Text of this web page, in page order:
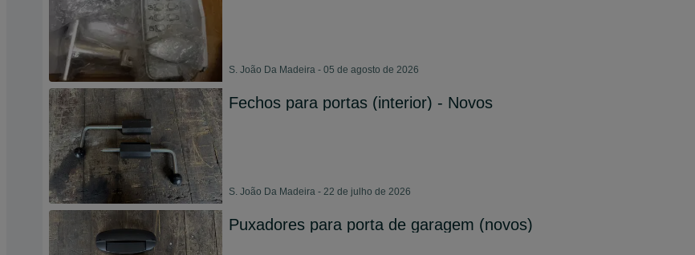
S. João Da Madeira - 05 de agosto de 2026
Fechos para portas (interior) - Novos
S. João Da Madeira - 22 de julho de 2026
Puxadores para porta de garagem (novos)